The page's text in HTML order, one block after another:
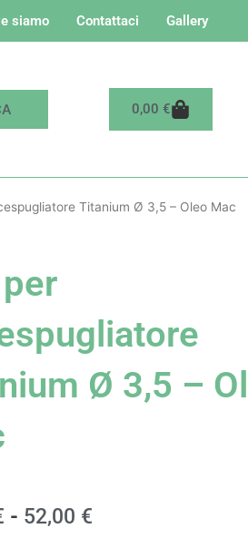
siamo Contattaci Gallery
0,00 €Carrello
Titanium Ø 3,5 – Oleo Mac
Ø 3,5 –
- 52,00 €Fascia